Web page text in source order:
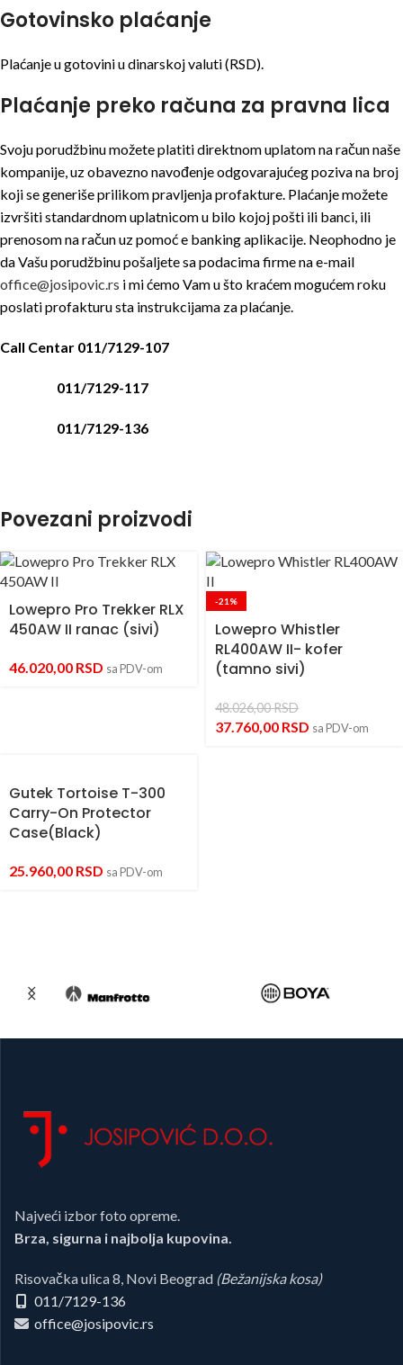
Gotovinsko plaćanje
Plaćanje u gotovini u dinarskoj valuti (RSD).
Plaćanje preko računa za pravna lica
Svoju porudžbinu možete platiti direktnom uplatom na račun naše
kompanije, uz obavezno navođenje odgovarajućeg poziva na broj
koji se generiše prilikom pravljenja profakture. Plaćanje možete
izvršiti standardnom uplatnicom u bilo kojoj pošti ili banci, ili
prenosom na račun uz pomoć e banking aplikacije. Neophodno je
da Vašu porudžbinu pošaljete sa podacima firme na e-mail
office@josipovic.rs i mi ćemo Vam u što kraćem mogućem roku
poslati profakturu sta instrukcijama za plaćanje.
Call Centar 011/7129-107
011/7129-117
011/7129-136
Povezani proizvodi
Lowepro Pro Trekker RLX
450AW II ranac (sivi)
46.020,00 RSD sa PDV-om
-21%
Lowepro Whistler
RL400AW II- kofer
(tamno sivi)
48.026,00RSD
37.760,00 RSD sa PDV-om
Gutek Tortoise T-300
Carry-On Protector
Case(Black)
25.960,00 RSD sa PDV-om
Najveći izbor foto opreme.
Brza, sigurna i najbolja kupovina.
Risovačka ulica 8, Novi Beograd (Bežanijska kosa)
011/7129-136
office@josipovic.rs